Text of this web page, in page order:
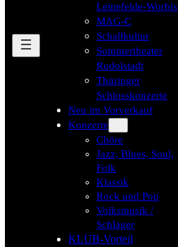
Leinefelde-Worbis
MAG-C
Schallkultur
Sommertheater
Rudolstadt
Thüringer
Schlosskonzerte
Neu im Vorverkauf
Konzerte
Chöre
Jazz, Blues, Soul,
Folk
Klassik
Rock und Pop
Volksmusik /
Schlager
KLUB-Vorteil